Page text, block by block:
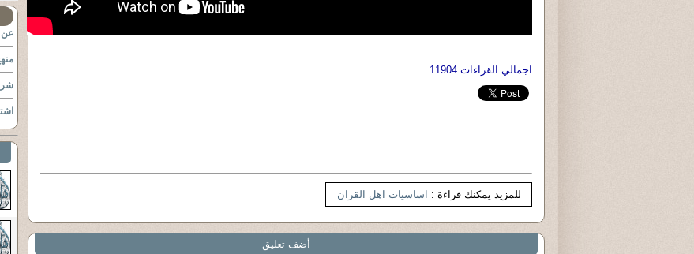
اجمالي القراءات 11904
للمزيد يمكنك قراءة : اساسيات اهل القران
أضف تعليق
عن